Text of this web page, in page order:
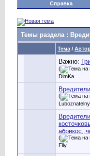
Справка
Темы раздела:
Тема /
Важно:
(
DimKa
(
Luboznatelny
абрикос,
(
Elly